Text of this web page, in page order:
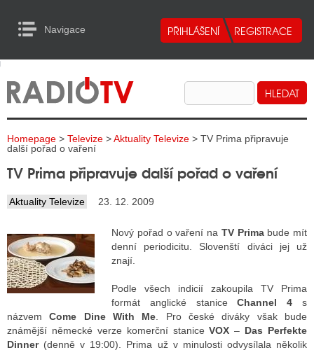
Navigace
RADIA
TELEVIZE
INTERNET
TISK
RÁDIÍ
RÁDIÍ
to Content
Homepage > Televize >Aktuality Televize > TV Prima připravuje
další pořad o vaření
TV Prima připravuje další pořad o vaření
Aktuality Televize 23. 12. 2009
Nový pořad o vaření na TV Primabude mít
denní periodicitu. Slovenští diváci jej už
znají.
Podle všech indicií zakoupila TV Prima
formát anglické staniceChannel 4 s
názvemCome Dine With Me . Pro české diváky však bude
známější německé verze komerční staniceVOX – Das Perfekte
Dinner(denně v 19:00). Prima už v minulosti odvysílala několik